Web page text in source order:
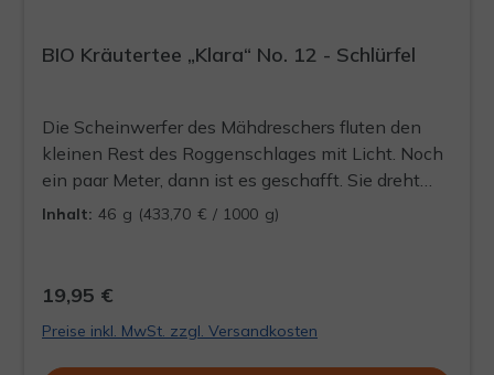
BIO Kräutertee „Klara“ No. 12 - Schlürfel
Die Scheinwerfer des Mähdreschers fluten den
kleinen Rest des Roggenschlages mit Licht. Noch
ein paar Meter, dann ist es geschafft. Sie dreht
den Schlüssel herum. Dunkelheit, oben eine kleine
halbe Tasse der Apfel-Kamillenmischung her.
Herbst, denkt sie.
Inhalt:46 g (433,70 € / 1000 g)
19,95 €
Preise inkl. MwSt. zzgl. Versandkosten